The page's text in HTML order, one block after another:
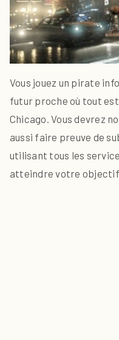
Vous jouez un pirate
futur proche où tout
Chicago. Vous devrez
aussi faire preuve de
utilisant tous les
atteindre votre